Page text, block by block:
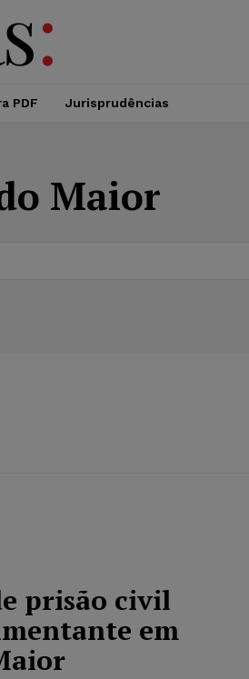
PDF Jurisprudências
Maior
prisão civil
em